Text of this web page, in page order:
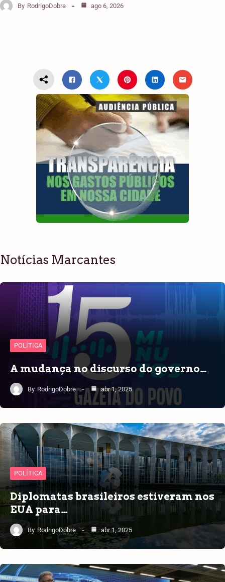
By RodrigoDobre ago 6, 2026
Notícias Marcantes
POLÍTICA
A mudança no discurso do governo…
By RodrigoDobre abr 1, 2025
POLÍTICA
Diplomatas brasileiros estiveram nos
EUA para…
By RodrigoDobre abr 1, 2025